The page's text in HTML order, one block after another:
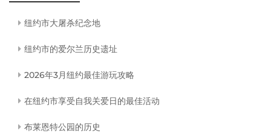
纽约市大屠杀纪念地
纽约市的爱尔兰历史遗址
2026年3月纽约最佳游玩攻略
在纽约市享受自我关爱日的最佳活动
布莱恩特公园的历史